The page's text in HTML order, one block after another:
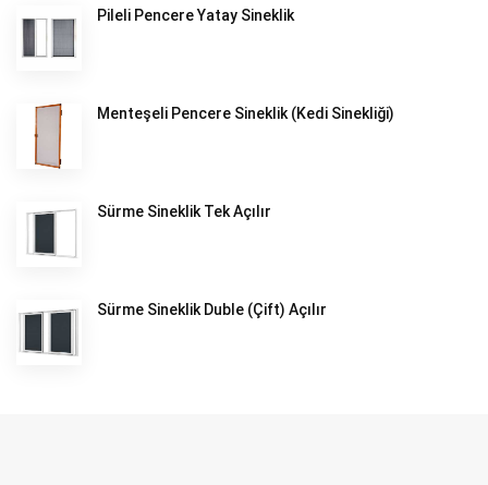
Pileli Pencere Yatay Sineklik
Menteşeli Pencere Sineklik (Kedi Sinekliği)
Sürme Sineklik Tek Açılır
Sürme Sineklik Duble (Çift) Açılır